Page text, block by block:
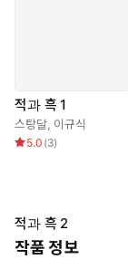
적과 흑 1
스탕달, 이규식
5.0 (3)
적과 흑 2
작품 정보